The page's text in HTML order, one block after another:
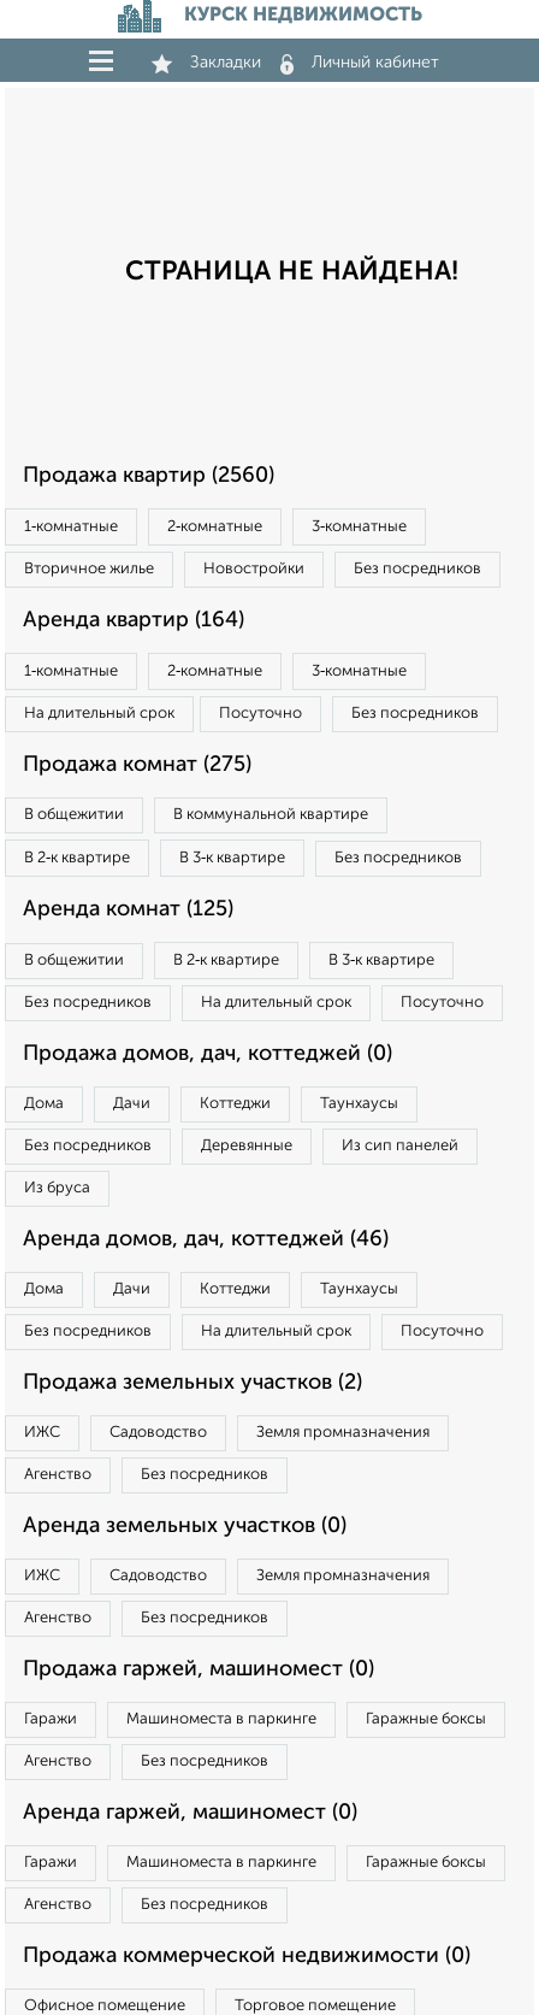
КУРСК НЕДВИЖИМОСТЬ
Закладки Личный кабинет
СТРАНИЦА НЕ НАЙДЕНА!
Продажа квартир (2560)
1‑комнатные 2‑комнатные 3‑комнатные
Вторичное жилье Новостройки Без посредников
Аренда квартир (164)
1‑комнатные 2‑комнатные 3‑комнатные
На длительный срок Посуточно Без посредников
Продажа комнат (275)
В общежитии В коммунальной квартире
В 2‑к квартире В 3‑к квартире Без посредников
Аренда комнат (125)
В общежитии В 2‑к квартире В 3‑к квартире
Без посредников На длительный срок Посуточно
Продажа домов, дач, коттеджей (0)
Дома Дачи Коттеджи Таунхаусы
Без посредников Деревянные Из сип панелей
Из бруса
Аренда домов, дач, коттеджей (46)
Дома Дачи Коттеджи Таунхаусы
Без посредников На длительный срок Посуточно
Продажа земельных участков (2)
ИЖС Садоводство Земля промназначения
Агенство Без посредников
Аренда земельных участков (0)
ИЖС Садоводство Земля промназначения
Агенство Без посредников
Продажа гаржей, машиномест (0)
Гаражи Машиноместа в паркинге Гаражные боксы
Агенство Без посредников
Аренда гаржей, машиномест (0)
Гаражи Машиноместа в паркинге Гаражные боксы
Агенство Без посредников
Продажа коммерческой недвижимости (0)
Офисное помещение Торговое помещение